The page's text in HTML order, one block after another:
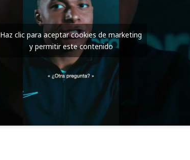
Haz clic para aceptar cookies de marketing
y permitir este contenido